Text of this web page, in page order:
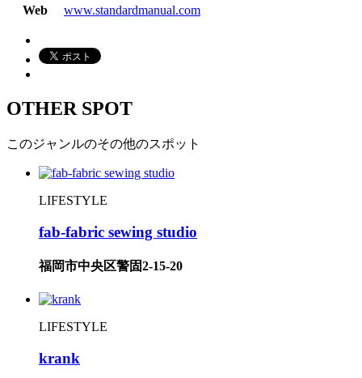
Web www.standardmanual.com
OTHER SPOT
このジャンルのその他のスポット
LIFESTYLE
fab-fabric sewing studio
福岡市中央区警固2-15-20
LIFESTYLE
krank